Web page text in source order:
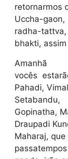
retornarmos
Uccha-
radha-
bhakti,
Amanhã
vocês
Pahadi,
Gopinatha,
Draupadi
Maharaj,